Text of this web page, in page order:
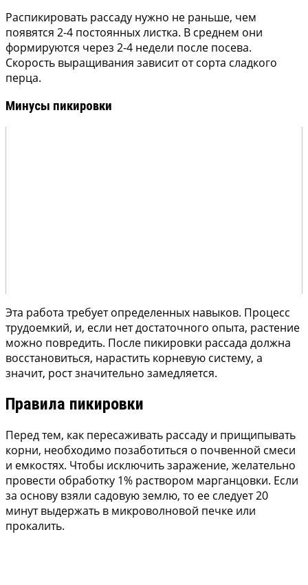
Распикировать рассаду нужно не раньше, чем
появятся 2-4 постоянных листка. В среднем они
формируются через 2-4 недели после посева.
Скорость выращивания зависит от сорта сладкого
перца.
Минусы пикировки
Эта работа требует определенных навыков. Процесс
трудоемкий, и, если нет достаточного опыта, растение
можно повредить. После пикировки рассада должна
восстановиться, нарастить корневую систему, а
значит, рост значительно замедляется.
Правила пикировки
Перед тем, как пересаживать рассаду и прищипывать
корни, необходимо позаботиться о почвенной смеси
и емкостях. Чтобы исключить заражение, желательно
провести обработку 1% раствором марганцовки. Если
за основу взяли садовую землю, то ее следует 20
минут выдержать в микроволновой печке или
прокалить.